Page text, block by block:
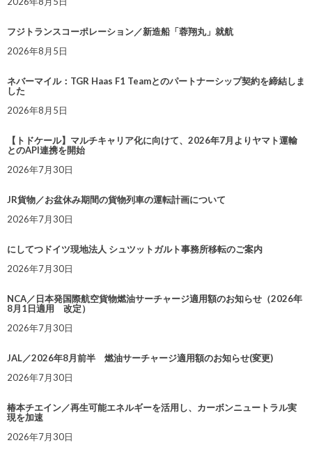
フジトランスコーポレーション／新造船「蓉翔丸」就航
2026年8月5日
ネバーマイル：TGR Haas F1 Teamとのパートナーシップ契約を締結しま
した
2026年8月5日
【トドケール】マルチキャリア化に向けて、2026年7月よりヤマト運輸
とのAPI連携を開始
2026年7月30日
JR貨物／お盆休み期間の貨物列車の運転計画について
2026年7月30日
にしてつドイツ現地法人 シュツットガルト事務所移転のご案内
2026年7月30日
NCA／日本発国際航空貨物燃油サーチャージ適用額のお知らせ（2026年
8月1日適用 改定）
2026年7月30日
JAL／2026年8月前半 燃油サーチャージ適用額のお知らせ(変更)
2026年7月30日
椿本チエイン／再生可能エネルギーを活用し、カーボンニュートラル実
現を加速
2026年7月30日